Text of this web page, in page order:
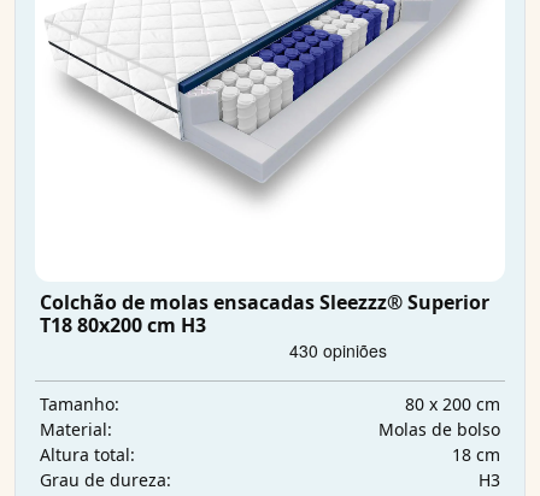
Colchão de molas ensacadas Sleezzz® Superior
T18 80x200 cm H3
Tamanho:
80 x 200 cm
Material:
Molas de bolso
Altura total:
18 cm
Grau de dureza:
H3